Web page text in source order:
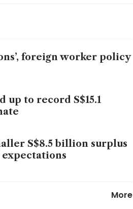
foreign worker policy
up to record S$15.1
S$8.5 billion surplus
expectations
More